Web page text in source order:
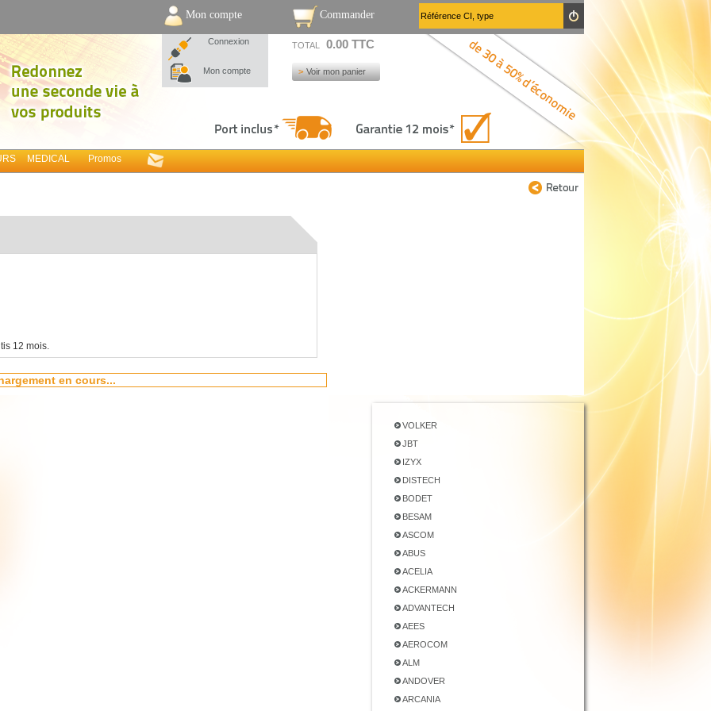
Mon compte
Connexion
Mon compte
Commander
TOTAL 0.00 TTC
Voir mon panier
MEDICAL Promos
12 mois.
en cours...
VOLKER
JBT
IZYX
DISTECH
BODET
BESAM
ASCOM
ABUS
ACELIA
ACKERMANN
ADVANTECH
AEES
AEROCOM
ALM
ANDOVER
ARCANIA